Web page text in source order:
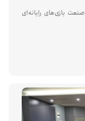
رایانه‌ای